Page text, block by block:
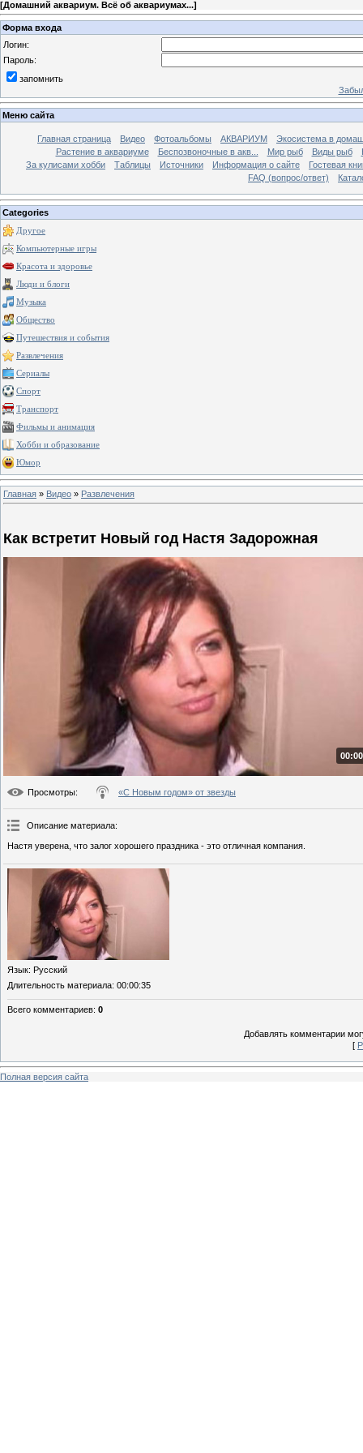
[Домашний аквариум. Всё об аквариумах...]
Форма входа
Логин:
Пароль:
запомнить
Меню сайта
Главная страница Видео Фотоальбомы АКВАРИУМ
Экосистема в
Растение в аквариуме
Беспозвоночные в акв... Мир рыб Виды рыб
За кулисами хобби
Таблицы Источники Информация о сайте
Гостевая
FAQ (вопрос/ответ)
Categories
Другое
Компьютерные игры
Красота и здоровье
Люди и блоги
Музыка
Общество
Путешествия и события
Развлечения
Сериалы
Спорт
Транспорт
Фильмы и анимация
Хобби и образование
Юмор
Главная » Видео » Развлечения
Как встретит Новый год Настя Задорожная
Просмотры: «С Новым годом» от звезды
Описание материала:
Настя уверена, что залог хорошего праздника - это отличная компания.
Язык: Русский
Длительность материала: 00:00:35
Всего комментариев: 0
Добавлять комментарии
[
Полная версия сайта